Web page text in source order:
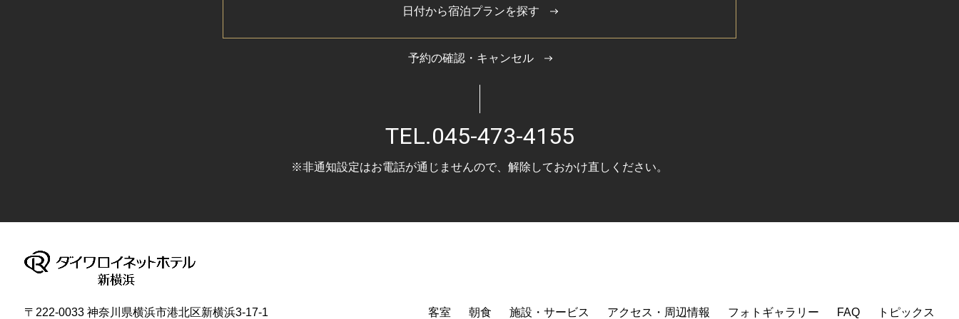
日付から宿泊プランを探す
予約の確認・キャンセル
TEL.045-473-4155
※非通知設定はお電話が通じませんので、 解除しておかけ直しください。
〒222-0033 神奈川県横浜市港北区新横浜3-17-1 客室 朝食 施設・サービス アクセス・周辺情報 フォトギャラリー FAQ トピックス